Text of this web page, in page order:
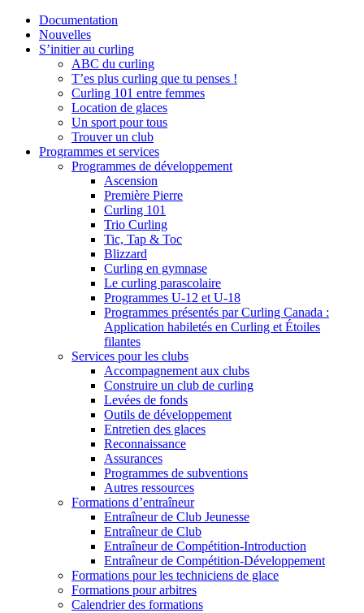
Documentation
Nouvelles
S’initier au curling
ABC du curling
T’es plus curling que tu penses !
Curling 101 entre femmes
Location de glaces
Un sport pour tous
Trouver un club
Programmes et services
Programmes de développement
Ascension
Première Pierre
Curling 101
Trio Curling
Tic, Tap & Toc
Blizzard
Curling en gymnase
Le curling parascolaire
Programmes U-12 et U-18
Programmes présentés par Curling Canada :
Application habiletés en Curling et Étoiles
filantes
Services pour les clubs
Accompagnement aux clubs
Construire un club de curling
Levées de fonds
Outils de développement
Entretien des glaces
Reconnaissance
Assurances
Programmes de subventions
Autres ressources
Formations d’entraîneur
Entraîneur de Club Jeunesse
Entraîneur de Club
Entraîneur de Compétition-Introduction
Entraîneur de Compétition-Développement
Formations pour les techniciens de glace
Formations pour arbitres
Calendrier des formations